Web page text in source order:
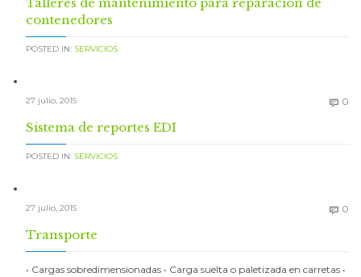
Talleres de mantenimiento para reparación de
contenedores
POSTED IN: SERVICIOS
27 julio, 2015  0
Sistema de reportes EDI
POSTED IN: SERVICIOS
27 julio, 2015  0
Transporte
• Cargas sobredimensionadas • Carga suelta o paletizada en carretas •